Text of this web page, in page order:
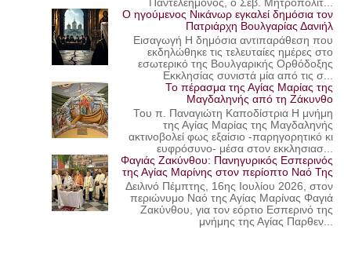
Παντελεήμονος, ο Σεβ. Μητροπολίτ...
Ο ηγούμενος Νικάνωρ εγκαλεί δημόσια τον
Πατριάρχη Βουλγαρίας Δανιήλ
Εισαγωγή Η δημόσια αντιπαράθεση που
εκδηλώθηκε τις τελευταίες ημέρες στο
εσωτερικό της Βουλγαρικής Ορθόδοξης
Εκκλησίας συνιστά μία από τις σ...
Το πέρασμα της Αγίας Μαρίας της
Μαγδαληνής από τη Ζάκυνθο
Του π. Παναγιώτη Καποδίστρια Η μνήμη
της Αγίας Μαρίας της Μαγδαληνής
ακτινοβολεί φως εξαίσιο -παρηγορητικό κι
ευφρόσυνο- μέσα στον εκκλησιασ...
Φαγιάς Ζακύνθου: Πανηγυρικός Εσπερινός
της Αγίας Μαρίνης στον περίοπτο Ναό Της
Δειλινό Πέμπτης, 16ης Ιουλίου 2026, στον
περιώνυμο Ναό της Αγίας Μαρίνας Φαγιά
Ζακύνθου, για τον εόρτιο Εσπερινό της
μνήμης της Αγίας Παρθεν...